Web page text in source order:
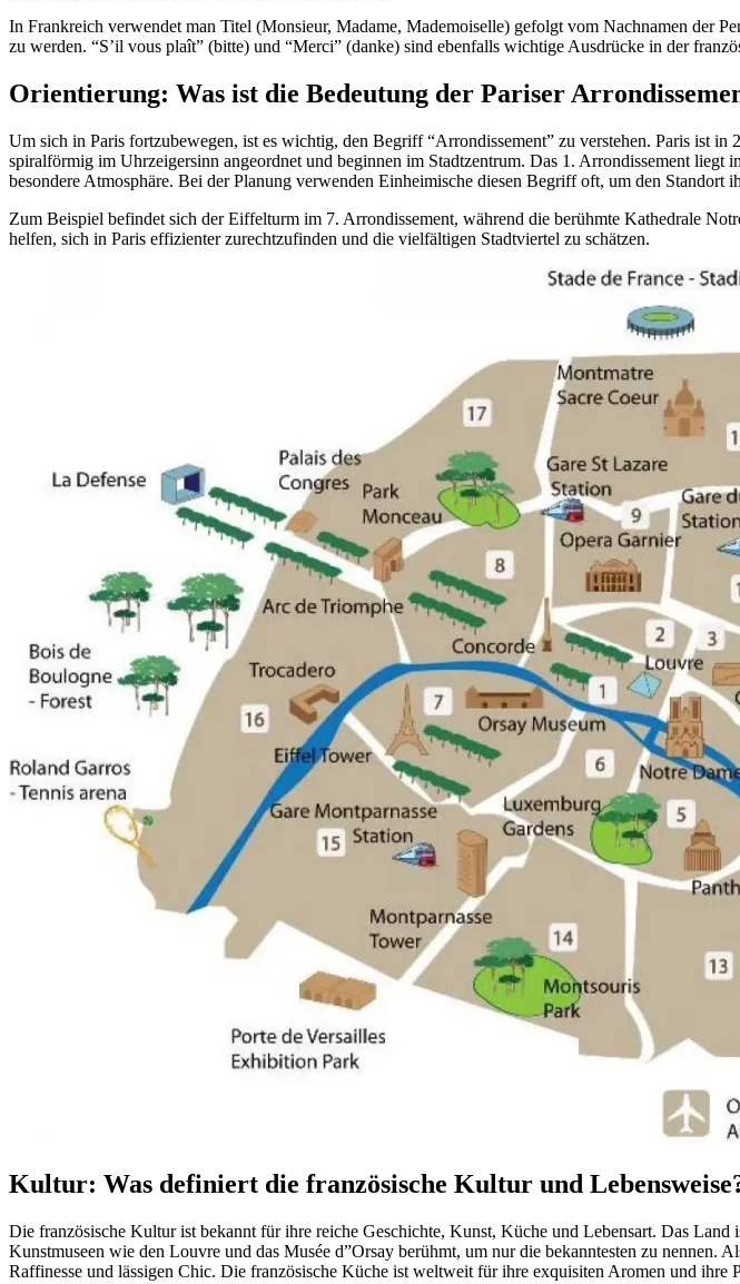
In Frankreich verwendet man Titel (Monsieur, Madame, Mademoiselle) gefolgt vom Nachnamen der
zu werden. “S’il vous plaît” (bitte) und “Merci” (danke) sind ebenfalls wichtige Ausdrücke in der
Orientierung: Was ist die Bedeutung der Pariser
Um sich in Paris fortzubewegen, ist es wichtig, den Begriff “Arrondissement” zu verstehen. Paris ist
spiralförmig im Uhrzeigersinn angeordnet und beginnen im Stadtzentrum. Das 1. Arrondissement
besondere Atmosphäre. Bei der Planung verwenden Einheimische diesen Begriff oft, um den Standort
Zum Beispiel befindet sich der Eiffelturm im 7. Arrondissement, während die berühmte Kathedrale
helfen, sich in Paris effizienter zurechtzufinden und die vielfältigen Stadtviertel zu schätzen.
Kultur: Was definiert die französische Kultur und
Die französische Kultur ist bekannt für ihre reiche Geschichte, Kunst, Küche und Lebensart. Das
Kunstmuseen wie den Louvre und das Musée d”Orsay berühmt, um nur die bekanntesten zu
Raffinesse und lässigen Chic. Die französische Küche ist weltweit für ihre exquisiten Aromen und